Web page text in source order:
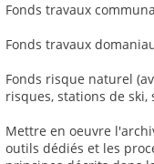
Fonds travaux
Fonds travaux
Fonds risque naturel
risques, stations de
Mettre en oeuvre
outils dédiés et les